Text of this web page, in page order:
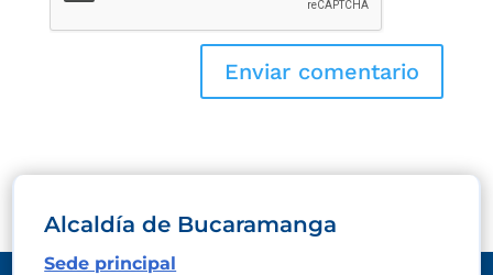
Alcaldía de Bucaramanga
Sede principal